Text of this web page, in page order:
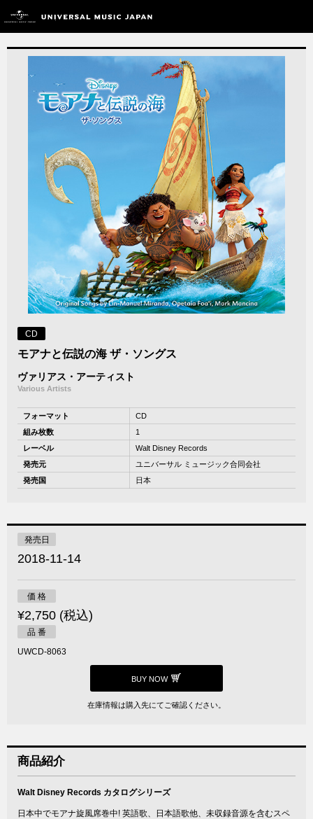
CD
モアナと伝説の海 ザ・ソングス
ヴァリアス・アーティスト
Various Artists
フォーマット
CD
組み枚数
1
レーベル
Walt Disney Records
発売元
ユニバーサル ミュージック合同会社
発売国
日本
発売日
2018-11-14
価 格
¥2,750 (税込)
品 番
UWCD-8063
BUY NOW
在庫情報は購入先にてご確認ください。
商品紹介
Walt Disney Records カタログシリーズ
日本中でモアナ旋風席巻中! 英語歌、日本語歌他、未収録音源を含むスペ